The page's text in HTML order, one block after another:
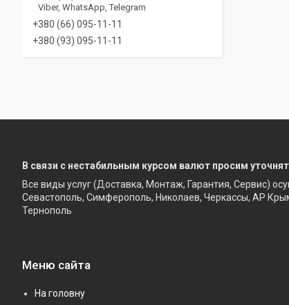
Viber, WhatsApp, Telegram
+380 (66) 095-11-11
+380 (93) 095-11-11
В связи с нестабильным курсом валют просим
Все виды услуг (Доставка, Монтаж, Гарантия, Сервис)
Севастополь, Симферополь, Николаев, Черкассы, АР
Тернополь
Меню сайта
На головну